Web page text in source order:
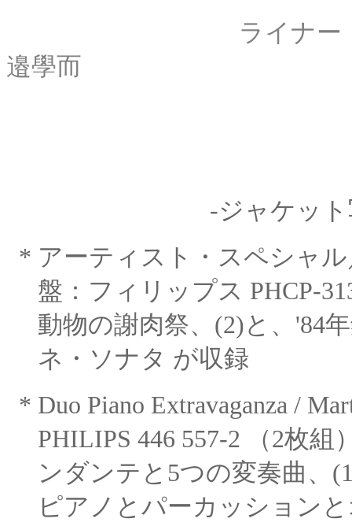
ライナー・ノ
邉學而
-ジャケッ
* アーティスト・スペシャ
盤：フィリップス PHCP-
動物の謝肉祭、(2)と、'84
ネ・ソナタ が収録
* Duo Piano Extravaganza /
PHILIPS 446 557-2
（2枚組
ンダンテと5つの変奏曲、
ピアノとパーカッション